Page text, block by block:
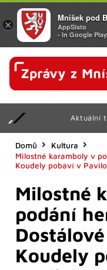
Aktuální
Domů
Kultura
Milostné karamboly v
Koudely pobaví v
Milostné
podání
Koudely
×
Mníšek pod
AppSisto
- In Google Play